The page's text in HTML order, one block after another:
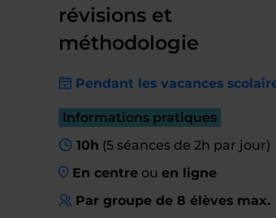
révisions et
méthodologie
Pendant les vacances
Informations pratiques
10h (5 séances de 2h par jour)
En centreou en ligne
Par groupe de 8 élèves max.